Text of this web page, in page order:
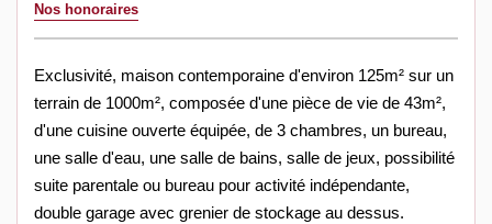
Nos honoraires
Exclusivité, maison contemporaine d'environ 125m² sur un
terrain de 1000m², composée d'une pièce de vie de 43m²,
d'une cuisine ouverte équipée, de 3 chambres, un bureau,
une salle d'eau, une salle de bains, salle de jeux, possibilité
suite parentale ou bureau pour activité indépendante,
double garage avec grenier de stockage au dessus.